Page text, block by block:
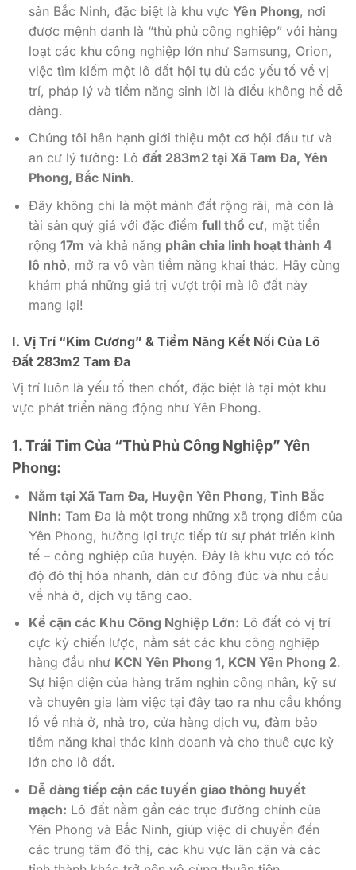
sản Bắc Ninh, đặc biệt là khu vực Yên Phong, nơi
được mệnh danh là “thủ phủ công nghiệp” với hàng
loạt các khu công nghiệp lớn như Samsung, Orion,
việc tìm kiếm một lô đất hội tụ đủ các yếu tố về vị
trí, pháp lý và tiềm năng sinh lời là điều không hề dễ
dàng.
Chúng tôi hân hạnh giới thiệu một cơ hội đầu tư và
an cư lý tưởng: Lô đất 283m2 tại Xã Tam Đa, Yên
Phong, Bắc Ninh.
Đây không chỉ là một mảnh đất rộng rãi, mà còn là
tài sản quý giá với đặc điểm full thổ cư, mặt tiền
rộng 17m và khả năng phân chia linh hoạt thành 4
lô nhỏ, mở ra vô vàn tiềm năng khai thác. Hãy cùng
khám phá những giá trị vượt trội mà lô đất này
mang lại!
I. Vị Trí “Kim Cương” & Tiềm Năng Kết Nối Của Lô
Đất 283m2 Tam Đa
Vị trí luôn là yếu tố then chốt, đặc biệt là tại một khu
vực phát triển năng động như Yên Phong.
1. Trái Tim Của “Thủ Phủ Công Nghiệp” Yên
Phong:
Nằm tại Xã Tam Đa, Huyện Yên Phong, Tỉnh Bắc
Ninh: Tam Đa là một trong những xã trọng điểm của
Yên Phong, hưởng lợi trực tiếp từ sự phát triển kinh
tế – công nghiệp của huyện. Đây là khu vực có tốc
độ đô thị hóa nhanh, dân cư đông đúc và nhu cầu
về nhà ở, dịch vụ tăng cao.
Kề cận các Khu Công Nghiệp Lớn: Lô đất có vị trí
cực kỳ chiến lược, nằm sát các khu công nghiệp
hàng đầu như KCN Yên Phong 1, KCN Yên Phong 2.
Sự hiện diện của hàng trăm nghìn công nhân, kỹ sư
và chuyên gia làm việc tại đây tạo ra nhu cầu khổng
lồ về nhà ở, nhà trọ, cửa hàng dịch vụ, đảm bảo
tiềm năng khai thác kinh doanh và cho thuê cực kỳ
lớn cho lô đất.
Dễ dàng tiếp cận các tuyến giao thông huyết
mạch: Lô đất nằm gần các trục đường chính của
Yên Phong và Bắc Ninh, giúp việc di chuyển đến
các trung tâm đô thị, các khu vực lân cận và các